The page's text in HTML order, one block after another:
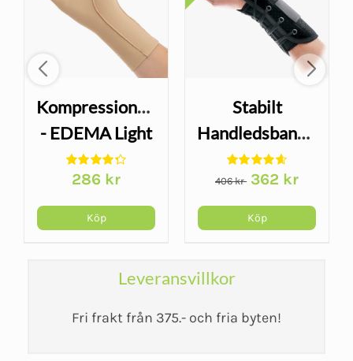
Kompressionshandske
- EDEMA Light
- 3/4 Finger
286 kr
Köp
Stabilt
Handledsbandage
- Wrist Lacer
406kr Det
priset
362 krDet
Köp
Leveransvillkor
Fri frakt från 375.- och fria byten!